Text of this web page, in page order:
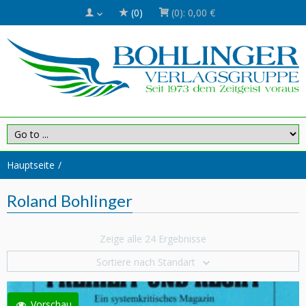
(0) (0): 0,00 €
Hauptseite
Roland Bohlinger
Zeige alle 24 Ergebnisse
Sortiere nach Standart